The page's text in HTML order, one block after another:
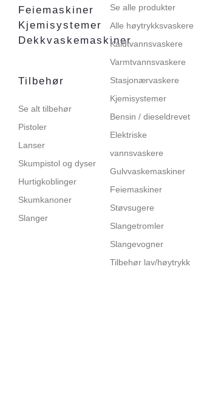
Feiemaskiner
Kjemisystemer
Dekkvaskemaskiner
Tilbehør
Se alt tilbehør
Pistoler
Lanser
Skumpistol og dyser
Hurtigkoblinger
Skumkanoner
Slanger
Se alle produkter
Alle høytrykksvaskere
Kaldtvannsvaskere
Varmtvannsvaskere
Stasjonærvaskere
Kjemisystemer
Bensin / dieseldrevet
Elektriske
vannsvaskere
Gulvvaskemaskiner
Feiemaskiner
Støvsugere
Slangetromler
Slangevogner
Tilbehør lav/høytrykk